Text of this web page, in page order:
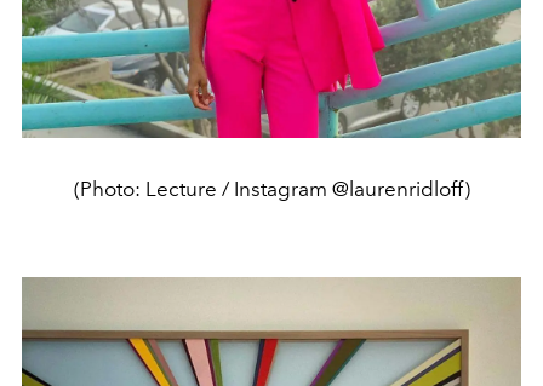
(Photo: Lecture / Instagram @laurenridloff)